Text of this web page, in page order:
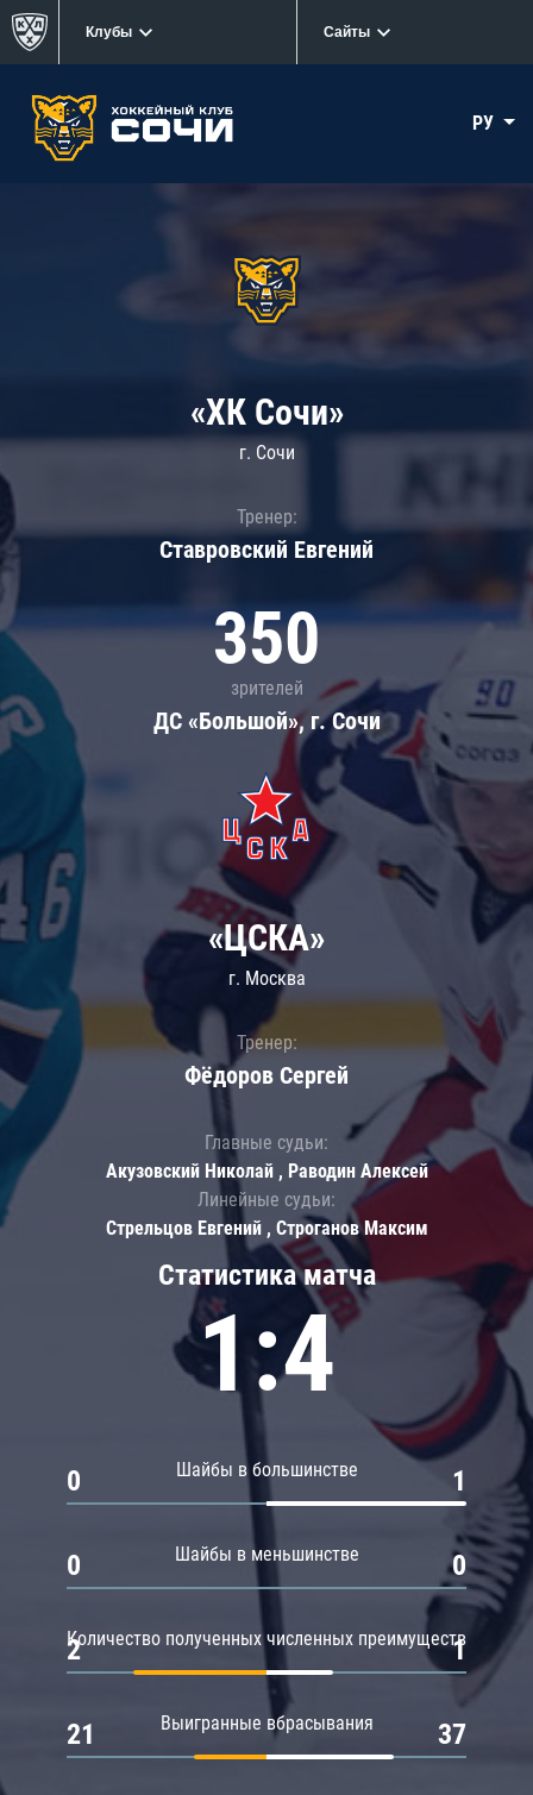
Клубы Сайты
РУ
«ХК Сочи»
г. Сочи
Тренер:
Ставровский Евгений
350
зрителей
ДС «Большой», г. Сочи
Статистика матча
1:4
Шайбы в большинстве
0 1
Шайбы в меньшинстве
0 0
Количество полученных численных преимуществ
2 1
Выигранные вбрасывания
21 37
«ЦСКА»
г. Москва
Тренер:
Фёдоров Сергей
Главные судьи:
Акузовский Николай , Раводин Алексей
Линейные судьи:
Стрельцов Евгений , Строганов Максим